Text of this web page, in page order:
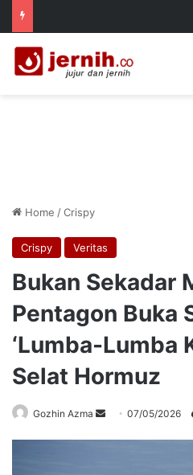
Home /Crispy
Crispy Veritas
Bukan Sekadar
Pentagon Buka
‘Lumba-Lumba
Selat Hormuz
Gozhin Azma
Send07/05/2026